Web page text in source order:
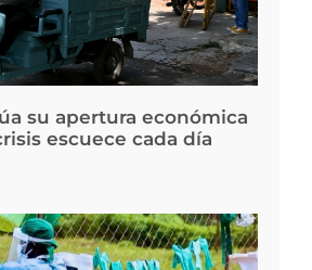
su apertura económica
escuece cada día